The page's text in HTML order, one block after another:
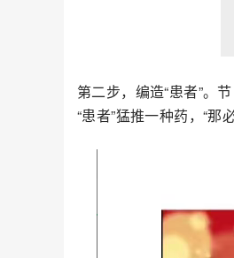
第二步，编造“患者”。
“患者”猛推一种药，“那